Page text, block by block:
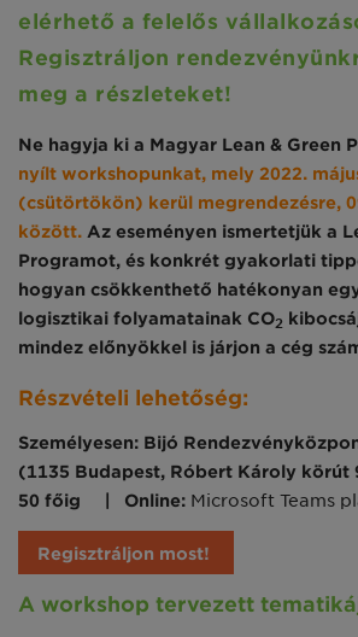
elérhető a felelős
Regisztráljon
meg a részleteket!
Ne hagyja ki a Magyar Lean & Green
nyílt workshopunkat, mely 2022.
(csütörtökön) kerül megrendezésre,
között. Az eseményen ismertetjük a
Programot, és konkrét gyakorlati
hogyan csökkenthető hatékonyan
logisztikai folyamatainak CO2
mindez előnyökkel is járjon a cég
Részvételi lehetőség:
Személyesen: Bijó
(1135 Budapest, Róbert Károly körút
50 főig
Online: Microsoft Teams
Regisztráljon most!
A workshop tervezett